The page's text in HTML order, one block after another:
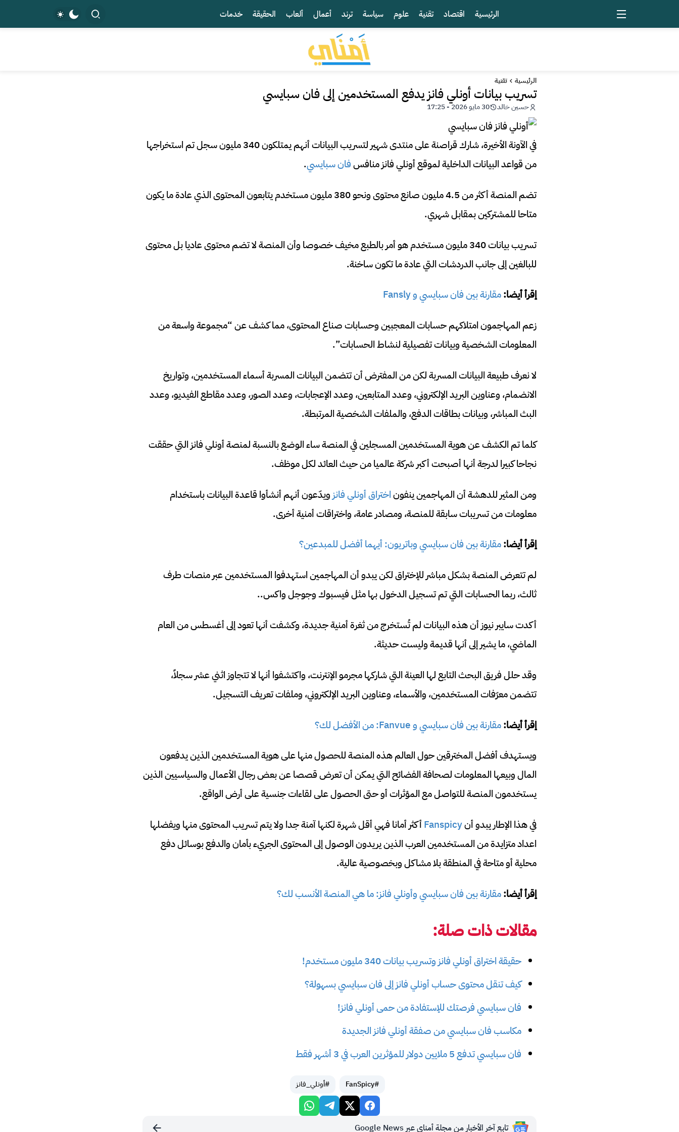
الرئيسية اقتصاد تقنية علوم سياسة ترند أعمال ألعاب الحقيقة خدمات
الرئيسية تقنية
تسريب بيانات أونلي فانز يدفع المستخدمين إلى فان سبايسي
حسين خالد 30 مايو 2026 - 17:25
في الآونة الأخيرة، شارك قراصنة على منتدى شهير لتسريب البيانات أنهم يمتلكون 340 مليون سجل تم استخراجها
من قواعد البيانات الداخلية لموقع أونلي فانز منافسفان سبايسي.
تضم المنصة أكثر من 4.5 مليون صانع محتوى ونحو 380 مليون مستخدم يتابعون المحتوى الذي عادة ما يكون
متاحا للمشتركين بمقابل شهري.
تسريب بيانات 340 مليون مستخدم هو أمر بالطبع مخيف خصوصا وأن المنصة لا تضم محتوى عاديا بل محتوى
للبالغين إلى جانب الدردشات التي عادة ما تكون ساخنة.
إقرأ أيضا:مقارنة بين فان سبايسي و Fansly
زعم المهاجمون امتلاكهم حسابات المعجبين وحسابات صناع المحتوى، مما كشف عن “مجموعة واسعة من
المعلومات الشخصية وبيانات تفصيلية لنشاط الحسابات”.
لا نعرف طبيعة البيانات المسربة لكن من المفترض أن تتضمن البيانات المسربة أسماء المستخدمين، وتواريخ
الانضمام، وعناوين البريد الإلكتروني، وعدد المتابعين، وعدد الإعجابات، وعدد الصور، وعدد مقاطع الفيديو، وعدد
البث المباشر، وبيانات بطاقات الدفع، والملفات الشخصية المرتبطة.
كلما تم الكشف عن هوية المستخدمين المسجلين في المنصة ساء الوضع بالنسبة لمنصة أونلي فانز التي حققت
نجاحا كبيرا لدرجة أنها أصبحت أكبر شركة عالميا من حيث العائد لكل موظف.
ومن المثير للدهشة أن المهاجمين ينفوناختراق أونلي فانز ويدّعون أنهم أنشأوا قاعدة البيانات باستخدام
معلومات من تسريبات سابقة للمنصة، ومصادر عامة، واختراقات أمنية أخرى.
إقرأ أيضا:مقارنة بين فان سبايسي وباتريون: أيهما أفضل للمبدعين؟
لم تتعرض المنصة بشكل مباشر للإختراق لكن يبدو أن المهاجمين استهدفوا المستخدمين عبر منصات طرف
ثالث، ربما الحسابات التي تم تسجيل الدخول بها مثل فيسبوك وجوجل واكس..
أكدت سايبر نيوز أن هذه البيانات لم تُستخرج من ثغرة أمنية جديدة، وكشفت أنها تعود إلى أغسطس من العام
الماضي، ما يشير إلى أنها قديمة وليست حديثة.
وقد حلل فريق البحث التابع لها العينة التي شاركها مجرمو الإنترنت، واكتشفوا أنها لا تتجاوز اثني عشر سجلاً،
تتضمن معرّفات المستخدمين، والأسماء، وعناوين البريد الإلكتروني، وملفات تعريف التسجيل.
إقرأ أيضا:مقارنة بين فان سبايسي و Fanvue: من الأفضل لك؟
ويستهدف أفضل المخترقين حول العالم هذه المنصة للحصول منها على هوية المستخدمين الذين يدفعون
المال وبيعها المعلومات لصحافة الفضائح التي يمكن أن تعرض قصصا عن بعض رجال الأعمال والسياسيين الذين
يستخدمون المنصة للتواصل مع المؤثرات أو حتى الحصول على لقاءات جنسية على أرض الواقع.
في هذا الإطار يبدو أنFanspicyأكثر أمانا فهي أقل شهرة لكنها آمنة جدا ولا يتم تسريب المحتوى منها ويفضلها
اعداد متزايدة من المستخدمين العرب الذين يريدون الوصول إلى المحتوى الجريء بأمان والدفع بوسائل دفع
محلية أو متاحة في المنطقة بلا مشاكل وبخصوصية عالية.
إقرأ أيضا:مقارنة بين فان سبايسي وأونلي فانز: ما هي المنصة الأنسب لك؟
مقالات ذات صلة:
حقيقة اختراق أونلي فانز وتسريب بيانات 340 مليون مستخدم!
كيف تنقل محتوى حساب أونلي فانز إلى فان سبايسي بسهولة؟
فان سبايسي فرصتك للإستفادة من حمى أونلي فانز!
مكاسب فان سبايسي من صفقة أونلي فانز الجديدة
فان سبايسي تدفع 5 ملايين دولار للمؤثرين العرب في 3 أشهر فقط
#FanSpicy #أونلي_فانز
تابع آخر الأخبار من مجلة أمناي عبر Google News